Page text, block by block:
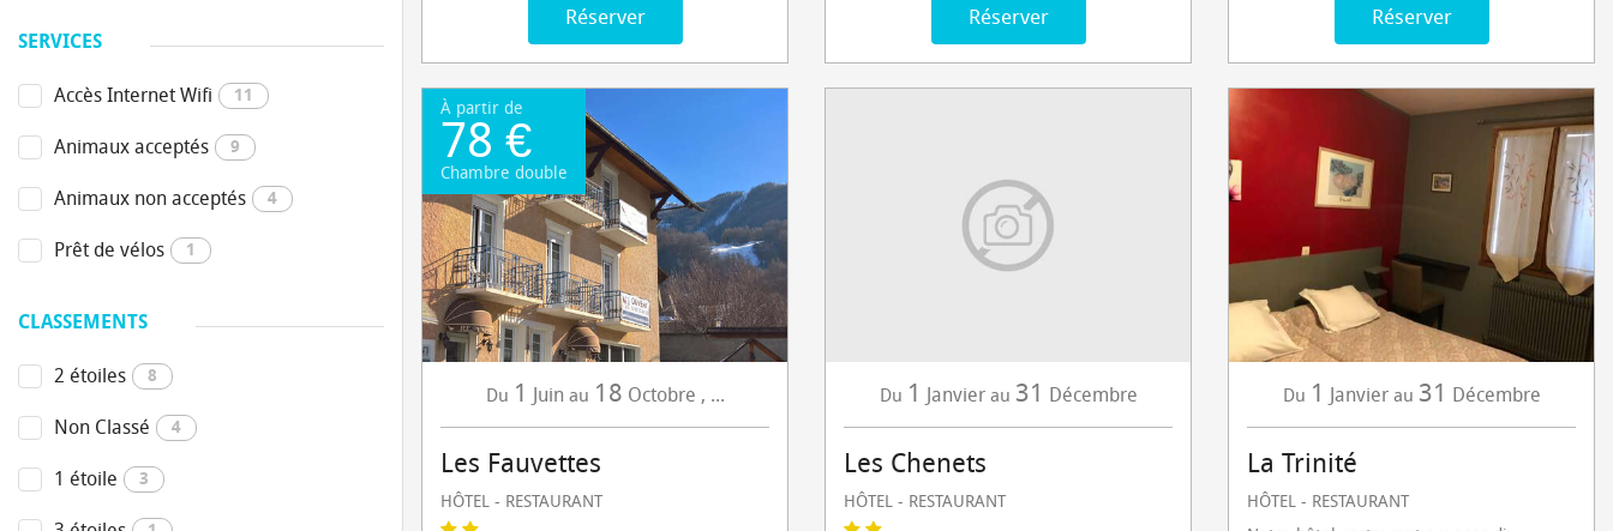
SERVICES
Accès Internet Wifi 11
Animaux acceptés 9
Animaux non acceptés 4
Prêt de vélos 1
CLASSEMENTS
2 étoiles 8
Non Classé 4
1 étoile 3
Réserver Réserver Réserver
À partir de
78 €
Chambre double
Du 1 Juin au 18 Octobre , ...
Les Fauvettes
HÔTEL - RESTAURANT
Du 1 Janvier au 31 Décembre
Les Chenets
HÔTEL - RESTAURANT
Du 1 Janvier au 31 Décembre
La Trinité
HÔTEL - RESTAURANT